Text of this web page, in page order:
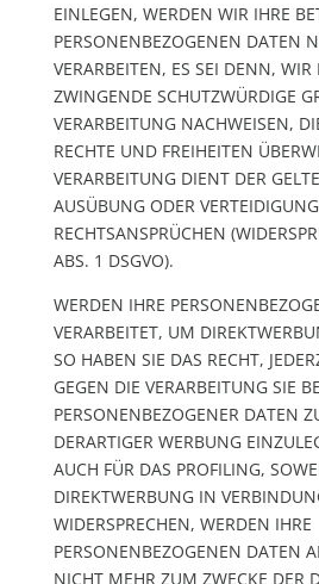
EINLEGEN, WERDEN WIR IHRE
PERSONENBEZOGENEN DATEN
VERARBEITEN, ES SEI DENN,
ZWINGENDE SCHUTZWÜRDIGE
VERARBEITUNG NACHWEISEN,
RECHTE UND FREIHEITEN
VERARBEITUNG DIENT DER
AUSÜBUNG ODER
RECHTSANSPRÜCHEN
ABS. 1 DSGVO).
WERDEN IHRE
VERARBEITET, UM
SO HABEN SIE DAS RECHT,
GEGEN DIE VERARBEITUNG SIE
PERSONENBEZOGENER DATEN
DERARTIGER WERBUNG
AUCH FÜR DAS PROFILING,
DIREKTWERBUNG IN
WIDERSPRECHEN, WERDEN IHRE
PERSONENBEZOGENEN DATEN
NICHT MEHR ZUM ZWECKE DER